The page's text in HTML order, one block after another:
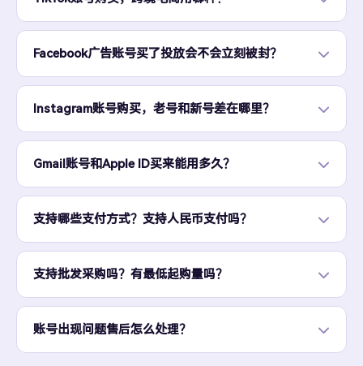
Facebook广告账号买了投放会不会立刻被封？
Instagram账号购买，老号和新号差在哪里？
Gmail账号和Apple ID买来能用多久？
支持哪些支付方式？支持人民币支付吗？
支持批发采购吗？有最低起购量吗？
账号出现问题售后怎么处理？